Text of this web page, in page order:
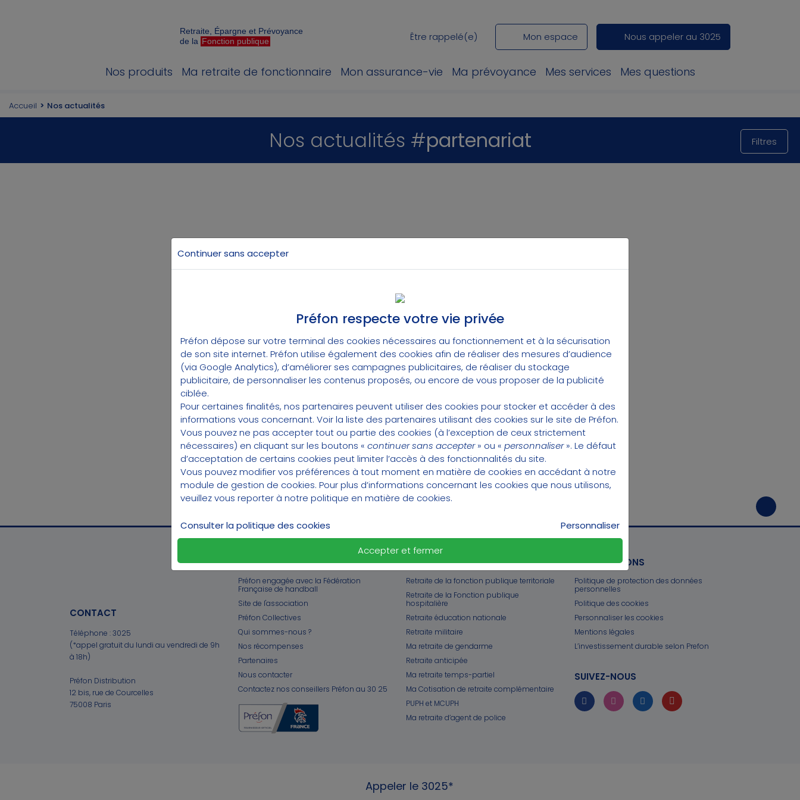
Être rappelé(e) Mon espace Nous appeler au 3025
Retraite, Épargne et Prévoyance
de la Fonction publique
Nos produits Ma retraite de fonctionnaire Mon assurance-vie Ma prévoyance Mes services Mes questions
Accueil Nos actualités
Nos actualités #partenariat Filtres
Préfon signe un partenariat avec
l’Association des
Administrateurs Territoriaux de
France (AATF)
CONTACT
Téléphone :3025
(*appel gratuit du lundi au vendredi de 9h
à 18h)
Préfon Distribution
12 bis, rue de Courcelles
75008 Paris
PRÉFON DISTRIBUTION
Préfon engagée avec la Fédération
Française de handball
Site de l'association
Préfon Collectives
Qui sommes-nous ?
Nos récompenses
Partenaires
Nous contacter
Contactez nos conseillers Préfon au 30 25
DOSSIERS
Retraite de la fonction publique territoriale
Retraite de la Fonction publique
hospitalière
Retraite éducation nationale
Retraite militaire
Ma retraite de gendarme
Retraite anticipée
Ma retraite temps-partiel
Ma Cotisation de retraite complémentaire
PUPH et MCUPH
Ma retraite d’agent de police
INFORMATIONS
Politique de protection des données
personnelles
Politique des cookies
Personnaliser les cookies
Mentions légales
L’investissement durable selon Prefon
SUIVEZ-NOUS
Appeler le 3025*
Continuer sans accepter
Préfon respecte votre vie privée
Préfon dépose sur votre terminal des cookies nécessaires au fonctionnement et à la sécurisation
de son site internet. Préfon utilise également des cookies afin de réaliser des mesures d’audience
(via Google Analytics), d’améliorer ses campagnes publicitaires, de réaliser du stockage
publicitaire, de personnaliser les contenus proposés, ou encore de vous proposer de la publicité
ciblée.
Pour certaines finalités, nos partenaires peuvent utiliser des cookies pour stocker et accéder à des
informations vous concernant. Voir la liste des partenaires utilisant des cookies sur le site de Préfon.
Vous pouvez ne pas accepter tout ou partie des cookies (à l’exception de ceux strictement
nécessaires) en cliquant sur les boutons « continuer sans accepter» ou « personnaliser». Le défaut
d’acceptation de certains cookies peut limiter l’accès à des fonctionnalités du site.
Vous pouvez modifier vos préférences à tout moment en matière de cookies en accédant à notre
module de gestion de cookies. Pour plus d’informations concernant les cookies que nous utilisons,
veuillez vous reporter à notre politique en matière de cookies.
Consulter la politique des cookies
Personnaliser
Accepter et fermer